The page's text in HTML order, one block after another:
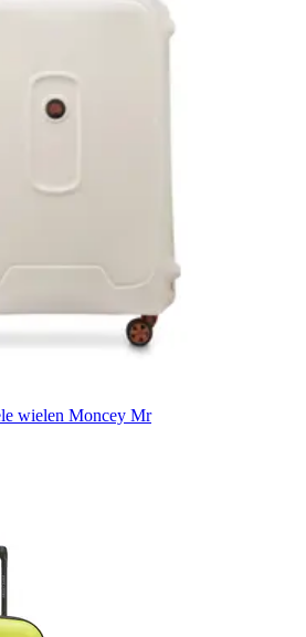
wielen Moncey Mr